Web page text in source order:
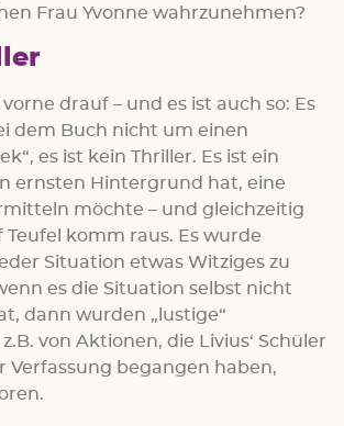
Frau Yvonne wahrzunehmen?
drauf – und es ist auch so: Es
dem Buch nicht um einen
es ist kein Thriller. Es ist ein
ernsten Hintergrund hat, eine
möchte – und gleichzeitig
Teufel komm raus. Es wurde
Situation etwas Witziges zu
es die Situation selbst nicht
dann wurden „lustige“
von Aktionen, die Livius‘ Schüler
Verfassung begangen haben,